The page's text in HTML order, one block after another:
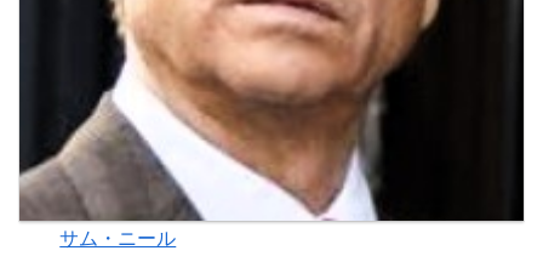
サム・ニール